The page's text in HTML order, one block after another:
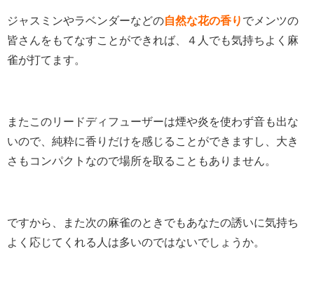
ジャスミンやラベンダーなどの自然な花の香り でメンツの
皆さんをもてなすことができれば、４人でも気持ちよく麻
雀が打てます。
またこのリードディフューザーは煙や炎を使わず音も出な
いので、純粋に香りだけを感じることができますし、大き
さもコンパクトなので場所を取ることもありません。
ですから、また次の麻雀のときでもあなたの誘いに気持ち
よく応じてくれる人は多いのではないでしょうか。